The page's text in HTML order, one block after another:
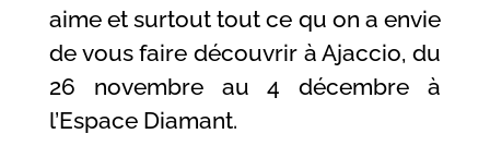
aime et surtout tout ce qu on a envie
de vous faire découvrir à Ajaccio, du
26 novembre au 4 décembre à
l’Espace Diamant.